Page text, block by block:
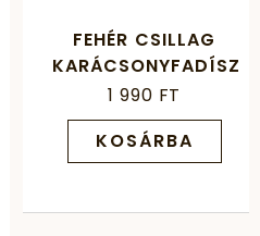
FEHÉR CSILLAG
KARÁCSONYFADÍSZ
1 990 FT
KOSÁRBA